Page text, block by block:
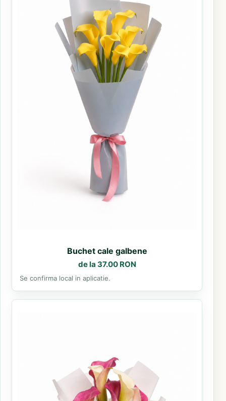
Buchet cale galbene
de la 37.00 RON
Se confirma local in aplicatie.